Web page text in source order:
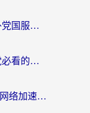
加拿大怎么玩欢乐斗地主？海外党国服游戏加速终极指南（附绝地求生未来之役300英雄实测）
在欧洲玩新寻仙总卡顿？海外党必看的国服游戏加速全攻略
海外玩第九大陆卡成PPT？这份网络加速指南帮你丝滑上分